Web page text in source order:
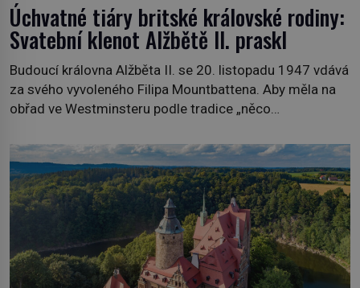
Úchvatné tiáry britské královské rodiny:
Svatební klenot Alžbětě II. praskl
Budoucí královna Alžběta II. se 20. listopadu 1947 vdává
za svého vyvoleného Filipa Mountbattena. Aby měla na
obřad ve Westminsteru podle tradice „něco
soukromé kolekce – diamantovou tiáru královny Marie.
„Je to ošklivá špičatá tiára,“ zhodnotil klenot britský
politik Sir Henry Channon (1897–1958), když si […]